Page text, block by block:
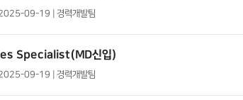
09-19 | 경력개발팀
Specialist(MD신입)
09-19 | 경력개발팀